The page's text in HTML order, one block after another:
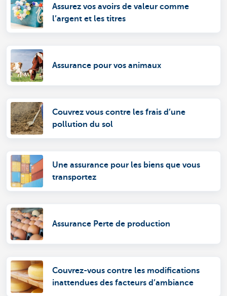
Assurez vos avoirs de valeur comme
l’argent et les titres
Assurance pour vos animaux
Couvrez vous contre les frais d’une
pollution du sol
Une assurance pour les biens que vous
transportez
Assurance Perte de production
Couvrez-vous contre les modifications
inattendues des facteurs d’ambiance